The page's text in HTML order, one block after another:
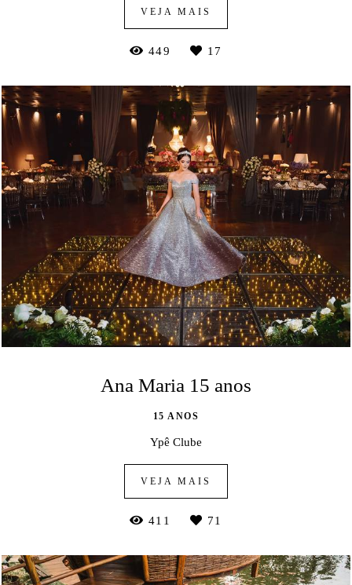
VEJA MAIS
449 17
Ana Maria 15 anos
15 ANOS
Ypê Clube
VEJA MAIS
411 71